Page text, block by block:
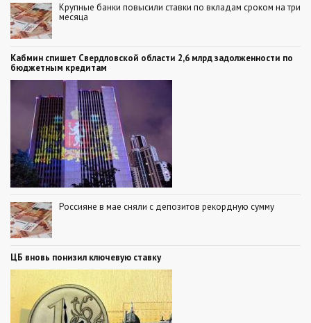
Крупные банки повысили ставки по вкладам сроком на три
месяца
Кабмин спишет Свердловской области 2,6 млрд задолженности по
бюджетным кредитам
Россияне в мае сняли с депозитов рекордную сумму
ЦБ вновь понизил ключевую ставку